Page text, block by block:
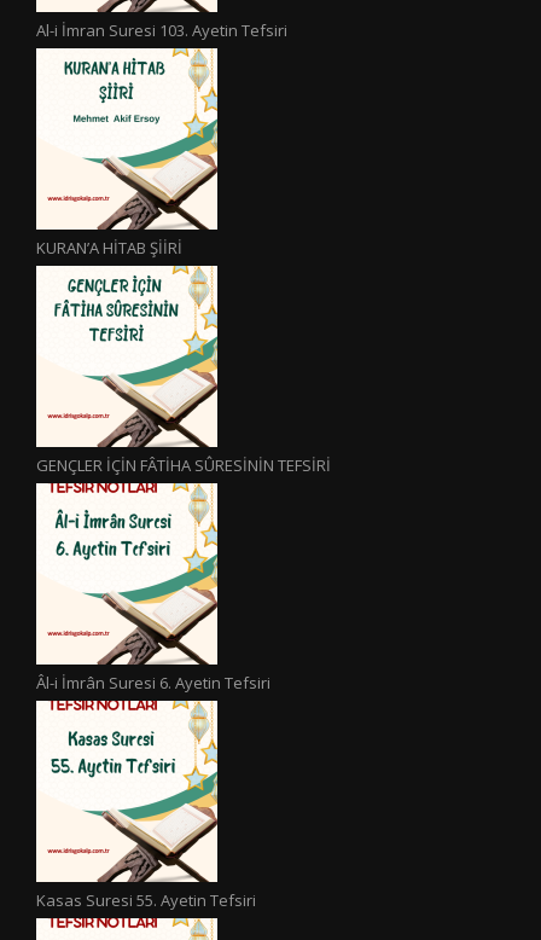
Al-i İmran Suresi 103. Ayetin Tefsiri
KURAN’A HİTAB ŞİİRİ
GENÇLER İÇİN FÂTİHA SÛRESİNİN TEFSİRİ
Âl-i İmrân Suresi 6. Ayetin Tefsiri
Kasas Suresi 55. Ayetin Tefsiri